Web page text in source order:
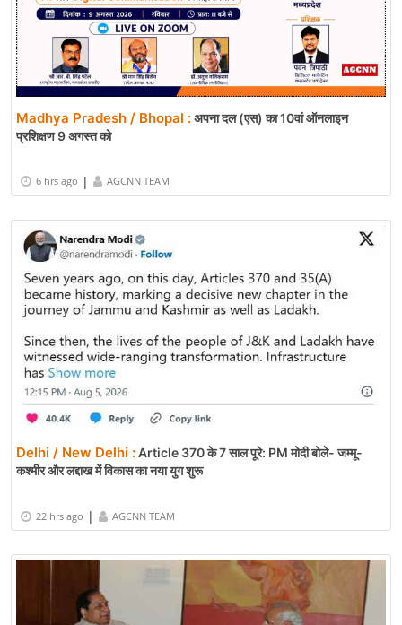
Madhya Pradesh / Bhopal :अपना दल (एस) का 10वां ऑनलाइन
प्रशिक्षण 9 अगस्त को
6 hrs ago | AGCNN TEAM
Delhi / New Delhi :Article 370 के 7 साल पूरे: PM मोदी बोले- जम्मू-
कश्मीर और लद्दाख में विकास का नया युग शुरू
22 hrs ago | AGCNN TEAM